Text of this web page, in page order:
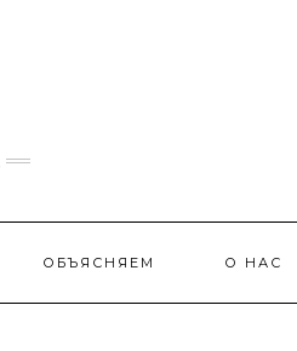
ОБЪЯСНЯЕМ О НАС